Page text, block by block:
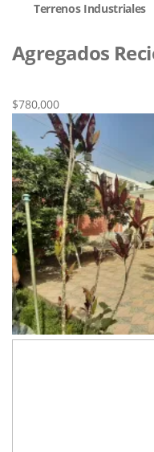
Terrenos Industriales
Agregados
$780,000